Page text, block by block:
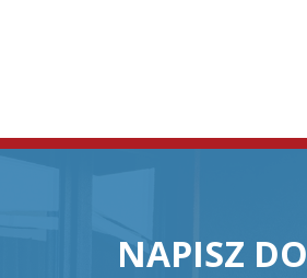
NAPISZ